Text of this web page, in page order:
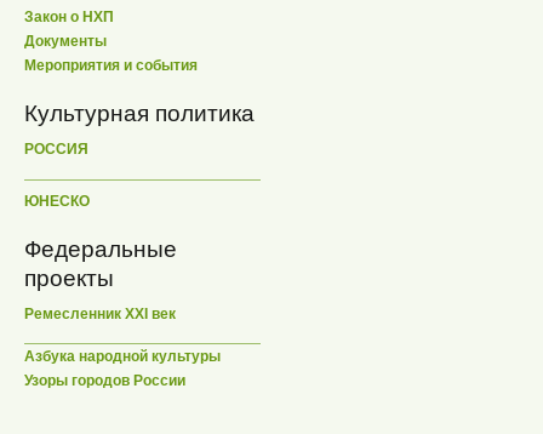
Закон о НХП
Документы
Мероприятия и события
Культурная политика
РОССИЯ
ЮНЕСКО
Федеральные
проекты
Ремесленник XXI век
Азбука народной культуры
Узоры городов России